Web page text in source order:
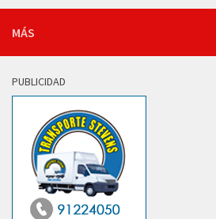
MÁS
PUBLICIDAD